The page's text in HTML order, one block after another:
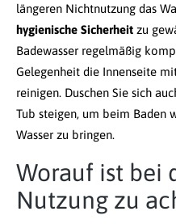
längeren Nichtnutzung das
hygienische Sicherheit zu
Badewasser regelmäßig
Gelegenheit die Innenseite
reinigen. Duschen Sie sich
Tub steigen, um beim Baden
Wasser zu bringen.
Worauf ist bei
Nutzung zu